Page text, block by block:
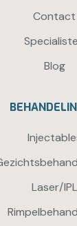
Contact
Blog
Laser/IPL